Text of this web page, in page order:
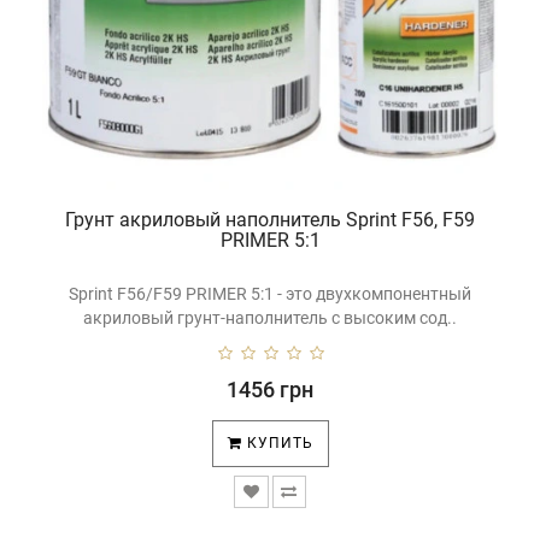
Грунт акриловый наполнитель Sprint F56, F59
PRIMER 5:1
Sprint F56/F59 PRIMER 5:1 - это двухкомпонентный
акриловый грунт-наполнитель с высоким сод..
1456 грн
КУПИТЬ